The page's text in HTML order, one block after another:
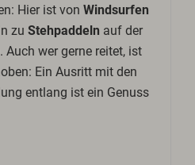
Hier ist vonWindsurfen
zuStehpaddeln auf der
wer gerne reitet, ist
Ein Ausritt mit den
entlang ist ein Genuss